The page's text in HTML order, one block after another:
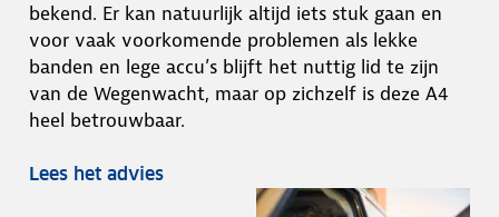
bekend. Er kan natuurlijk altijd iets stuk gaan en
voor vaak voorkomende problemen als lekke
banden en lege accu’s blijft het nuttig lid te zijn
van de Wegenwacht, maar op zichzelf is deze A4
heel betrouwbaar.
Lees het advies